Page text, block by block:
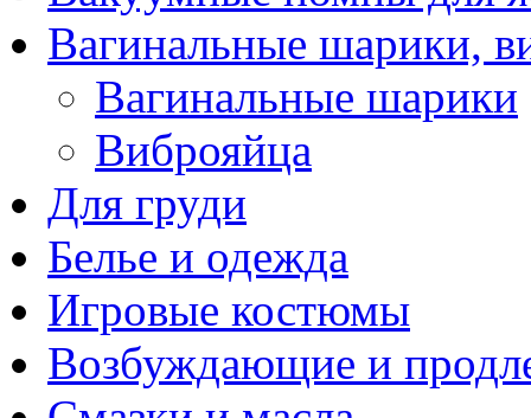
Вагинальные шарики,
Вагинальные шарики
Виброяйца
Для груди
Белье и одежда
Игровые костюмы
Возбуждающие и